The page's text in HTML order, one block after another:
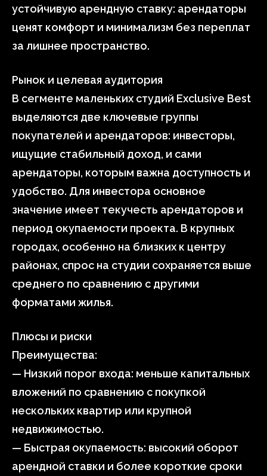
устойчивую арендную ставку: арендаторы
ценят комфорт и минимализм без переплат
за лишнее пространство.
Рынок и целевая аудитория
В сегменте маленьких студий Exclusive Best
выделяются две ключевые группы
покупателей и арендаторов: инвесторы,
ищущие стабильный доход, и сами
арендаторы, которым важна доступность и
удобство. Для инвестора основное
значение имеет текучесть арендаторов и
период окупаемости проекта. В крупных
городах, особенно на близких к центру
районах, спрос на студии сохраняется выше
среднего по сравнению с другими
форматами жилья.
Плюсы и риски
Преимущества:
— Низкий порог входа: меньше капитальных
вложений по сравнению с покупкой
нескольких квартир или крупной
недвижимостью.
— Быстрая окупаемость: высокий оборот
арендной ставки и более короткие сроки